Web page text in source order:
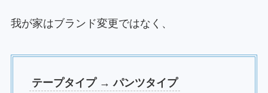
我が家はブランド変更ではなく、
テープタイプ → パンツタイプ